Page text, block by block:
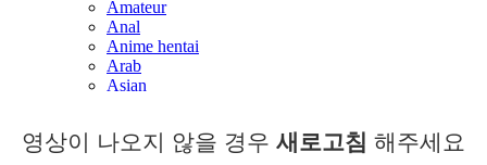
영상이 나오지 않을 경우 새로고침 해주세요